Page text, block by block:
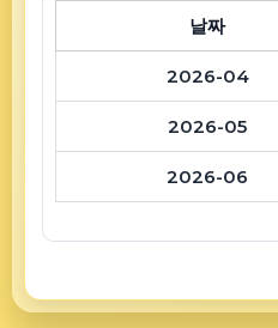
날짜
2026-04
2026-05
2026-06